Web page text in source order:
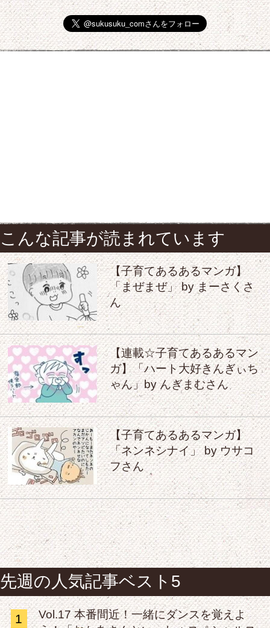
こんな記事が読まれています
【子育てあるあるマンガ】
「まぜまぜ」 by まーさくさ
ん
【連載☆子育てあるあるマン
ガ】「ハート大好きんぎぃち
ゃん」by んぎまむさん
【子育てあるあるマンガ】
「ネンネシナイ」 by ウサコ
フさん
先週の人気記事ベスト5
1
Vol.17 本番間近！一緒にダンスを覚えよ